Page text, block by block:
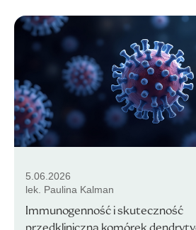
5.06.2026
lek. Paulina Kalman
Immunogenność i skuteczność